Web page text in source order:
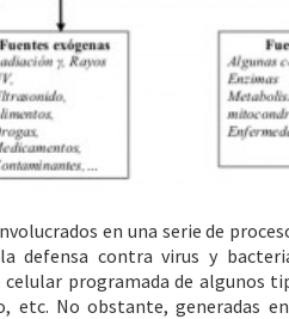
en una serie de
defensa contra virus y
programada de algunos
etc. No obstante, generadas